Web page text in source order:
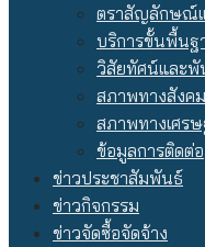
ตราสัญลักษณ์
บริการขั้นพื้นฐ
วิสัยทัศน์และพั
สภาพทางสังคม
สภาพทางเศร
ข้อมูลการติดต่อ
ข่าวประชาสัมพันธ์
ข่าวกิจกรรม
ข่าวจัดซื้อจัดจ้าง